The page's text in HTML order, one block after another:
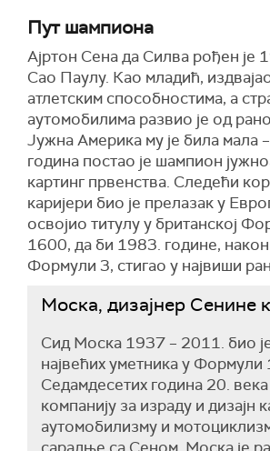
Пут шампиона
Ајртон Сена да Силва рођен је
Сао Паулу. Као младић,
атлетским способностима, а
аутомобилима развио је од
Јужна Америка му је била мала
година постао је шампион
картинг првенства. Следећи
каријери био је прелазак у
освојио титулу у британској
1600, да би 1983. године,
Формули 3, стигао у највиши
Моска, дизајнер Сенине
Сид Моска 1937 – 2011. био
највећих уметника у Формули
Седамдесетих година 20.
компанију за израду и дизајн
аутомобилизму и